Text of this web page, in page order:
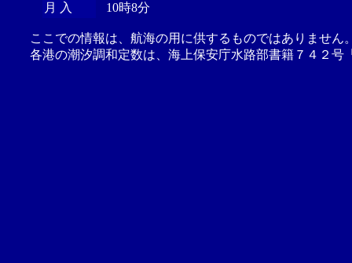
月 入
10時8分
ここでの情報は、航海の用に供するものではありませ
各港の潮汐調和定数は、海上保安庁水路部書籍７４２